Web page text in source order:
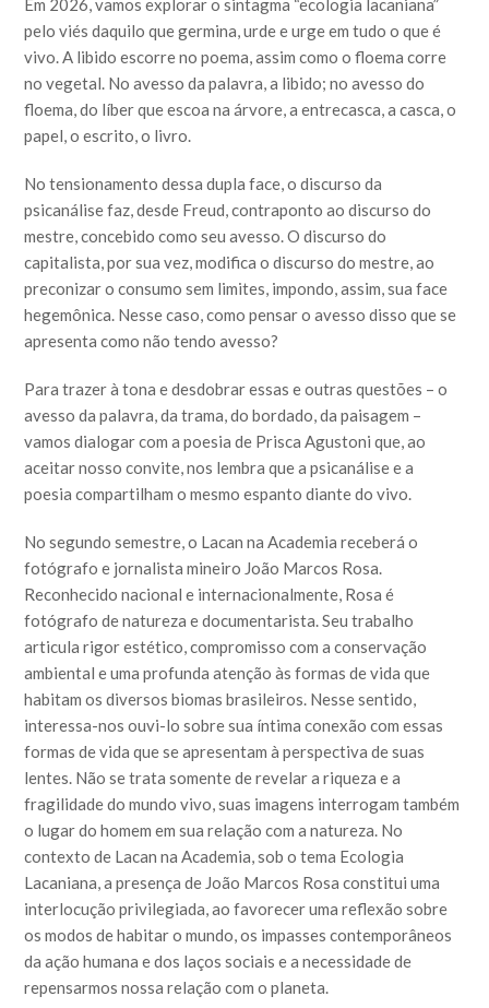
pelo viés daquilo que germina, urde e urge em tudo o que é
vivo. A libido escorre no poema, assim como o floema corre
no vegetal. No avesso da palavra, a libido; no avesso do
floema, do líber que escoa na árvore, a entrecasca, a casca, o
papel, o escrito, o livro.
No tensionamento dessa dupla face, o discurso da
psicanálise faz, desde Freud, contraponto ao discurso do
mestre, concebido como seu avesso. O discurso do
capitalista, por sua vez, modifica o discurso do mestre, ao
preconizar o consumo sem limites, impondo, assim, sua face
hegemônica. Nesse caso, como pensar o avesso disso que se
apresenta como não tendo avesso?
Para trazer à tona e desdobrar essas e outras questões – o
avesso da palavra, da trama, do bordado, da paisagem –
vamos dialogar com a poesia de Prisca Agustoni que, ao
aceitar nosso convite, nos lembra que a psicanálise e a
poesia compartilham o mesmo espanto diante do vivo.
No segundo semestre, o Lacan na Academia receberá o
fotógrafo e jornalista mineiro João Marcos Rosa.
Reconhecido nacional e internacionalmente, Rosa é
fotógrafo de natureza e documentarista. Seu trabalho
articula rigor estético, compromisso com a conservação
ambiental e uma profunda atenção às formas de vida que
habitam os diversos biomas brasileiros. Nesse sentido,
interessa-nos ouvi-lo sobre sua íntima conexão com essas
formas de vida que se apresentam à perspectiva de suas
lentes. Não se trata somente de revelar a riqueza e a
fragilidade do mundo vivo, suas imagens interrogam também
o lugar do homem em sua relação com a natureza. No
contexto de Lacan na Academia, sob o tema Ecologia
Lacaniana, a presença de João Marcos Rosa constitui uma
interlocução privilegiada, ao favorecer uma reflexão sobre
os modos de habitar o mundo, os impasses contemporâneos
da ação humana e dos laços sociais e a necessidade de
repensarmos nossa relação com o planeta.